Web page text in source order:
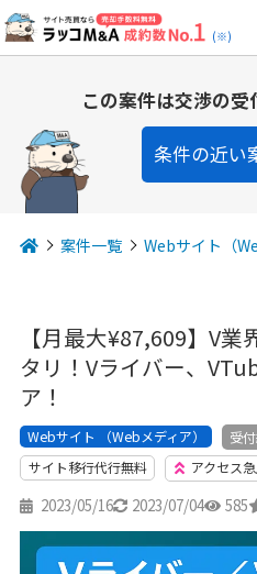
(※)
この案件は交渉の受
条件の近い
案件一覧 Webサイト（
【月最大¥87,609】V
タリ！Vライバー、
ア！
Webサイト （Webメディア） 受
サイト移行代行無料
アクセス
2023/05/16 2023/07/04 585